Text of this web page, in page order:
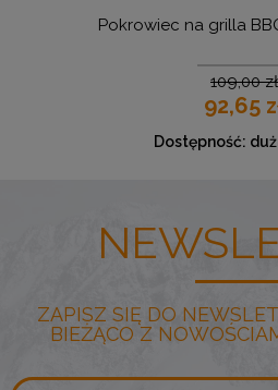
Pokrowiec na grilla
109,00 zł
92,65
Dostępność:
ZAPISZ SIĘ DO
BIEŻĄCO Z